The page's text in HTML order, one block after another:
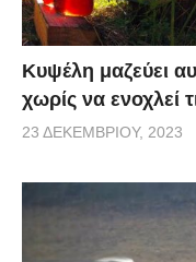
Κυψέλη μαζεύει
χωρίς να ενοχλεί
23 ΔΕΚΕΜΒΡΊΟΥ, 2023